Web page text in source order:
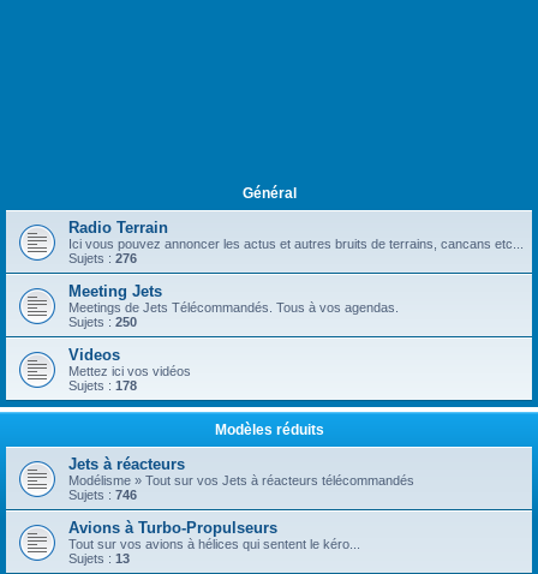
Général
Radio Terrain
Ici vous pouvez annoncer les actus et autres bruits de terrains, cancans etc...
Sujets : 276
Meeting Jets
Meetings de Jets Télécommandés. Tous à vos agendas.
Sujets : 250
Videos
Mettez ici vos vidéos
Sujets : 178
Modèles réduits
Jets à réacteurs
Modélisme » Tout sur vos Jets à réacteurs télécommandés
Sujets : 746
Avions à Turbo-Propulseurs
Tout sur vos avions à hélices qui sentent le kéro...
Sujets : 13